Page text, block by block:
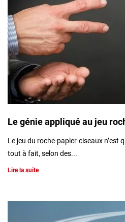
Le génie appliqué au jeu
Le jeu du roche-papier-ciseaux n’est
tout à fait, selon des...
Lire la suite